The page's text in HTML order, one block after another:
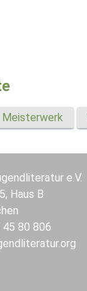
Meisterwerk
e.V.
Haus B
45 80 806